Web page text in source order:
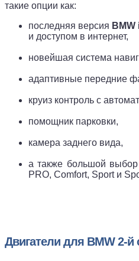
такие опции как:
последняя версия BMW
и доступом в интернет,
новейшая система
адаптивные передние
круиз контроль с
помощник парковки,
камера заднего вида,
а также большой
PRO, Comfort, Sport и
Двигатели для BMW 2-й